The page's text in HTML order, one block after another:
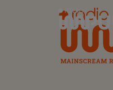
Radio Impuls